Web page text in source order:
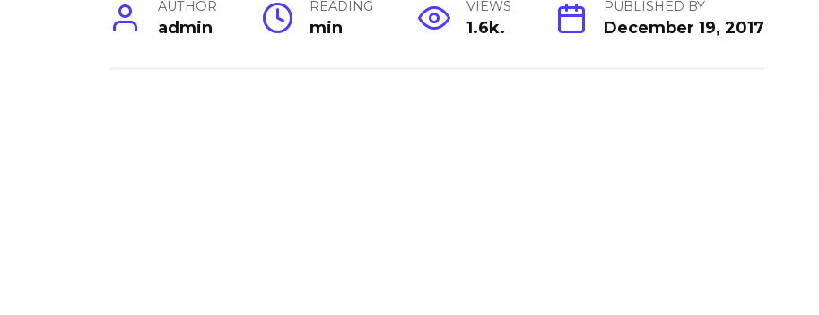
AUTHOR
admin
READING
min
VIEWS
1.6k.
PUBLISHED BY
December 19, 2017